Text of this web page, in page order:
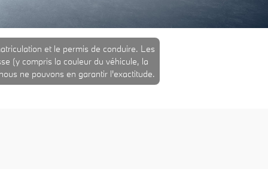
et le permis de conduire. Les
(y compris la couleur du véhicule, la
ne pouvons en garantir l'exactitude.